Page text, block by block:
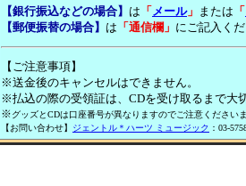
【銀行振込などの場合】 は 「 メール」 または 「
【郵便振替の場合】 は 「通信欄」 にご記入く
【ご注意事項】
※送金後のキャンセルはできません。
※払込の際の受領証は、CDを受け取るまで大
※グッズとCDは口座番号が異なりますのでご注意ください
【お問い合わせ】 ジェントル＊ハーツ ミュージック ：03-